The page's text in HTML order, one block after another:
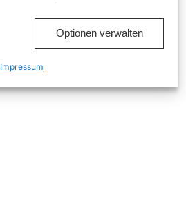
Optionen verwalten
Impressum